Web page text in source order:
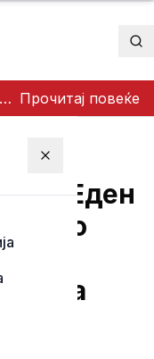
Apple ја одбра приватноста на корисниците: Одби да создаде пристап за полицијата до iCloud податоците Прочитај повеќе
Затвори мени
Еден